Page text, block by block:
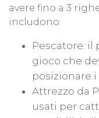
avere fino a 3
includono:
Pescatore: il
gioco che
posizionare
Attrezzo da
usati per